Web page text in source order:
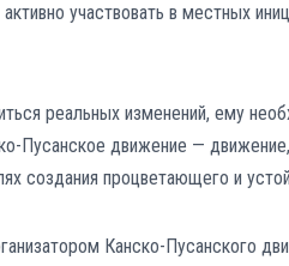
участвовать в местных
реальных изменений, ему
Пусанское движение —
создания процветающего и
Канско-Пусанского